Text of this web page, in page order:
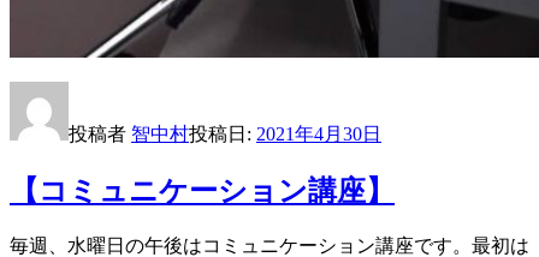
投稿者 智中村投稿日: 2021年4月30日
【コミュニケーション講座】
毎週、水曜日の午後はコミュニケーション講座です。最初は